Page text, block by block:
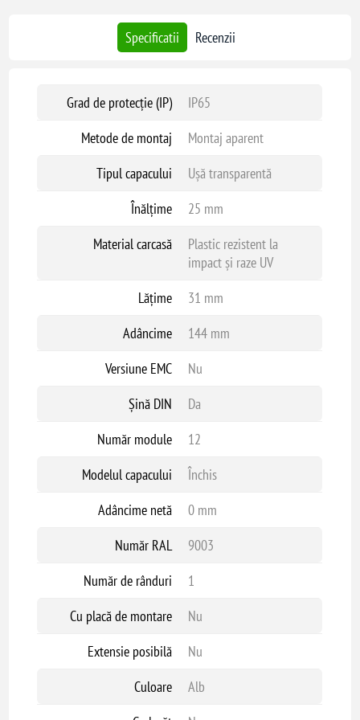
Specificatii Recenzii
Grad de protecție (IP)
IP65
Metode de montaj
Montaj aparent
Tipul capacului
Ușă transparentă
Înălțime
25 mm
Material carcasă
Plastic rezistent la
impact și raze UV
Lățime
31 mm
Adâncime
144 mm
Versiune EMC
Nu
Șină DIN
Da
Număr module
12
Modelul capacului
Închis
Adâncime netă
0 mm
Număr RAL
9003
Număr de rânduri
1
Cu placă de montare
Nu
Extensie posibilă
Nu
Culoare
Alb